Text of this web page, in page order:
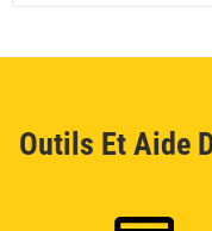
Outils Et Aide